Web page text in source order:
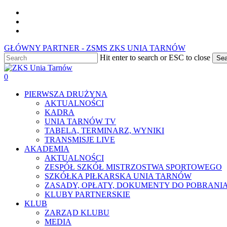
Skip
main
GŁÓWNY PARTNER - ZSMS ZKS UNIA TARNÓW
Hit enter to search or ESC to close
Close
Search
0
PIERWSZA DRUŻYNA
AKTUALNOŚCI
KADRA
UNIA TARNÓW TV
TABELA, TERMINARZ, WYNIKI
TRANSMISJE LIVE
AKADEMIA
AKTUALNOŚCI
ZESPÓŁ SZKÓŁ MISTRZOSTWA SPORTOWEGO
SZKÓŁKA PIŁKARSKA UNIA TARNÓW
ZASADY, OPŁATY, DOKUMENTY DO
KLUBY PARTNERSKIE
KLUB
ZARZĄD KLUBU
MEDIA